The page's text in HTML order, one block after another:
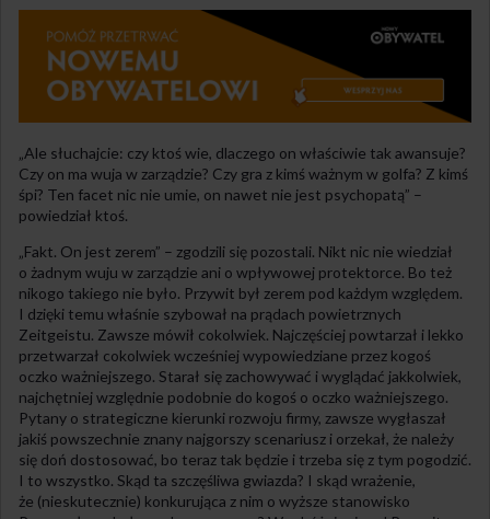
„Ale słuchajcie: czy ktoś wie, dlaczego on właściwie tak awansuje?
Czy on ma wuja w zarządzie? Czy gra z kimś ważnym w golfa? Z kimś
śpi? Ten facet nic nie umie, on nawet nie jest psychopatą” –
powiedział ktoś.
„Fakt. On jest zerem” – zgodzili się pozostali. Nikt nic nie wiedział
o żadnym wuju w zarządzie ani o wpływowej protektorce. Bo też
nikogo takiego nie było. Przywit był zerem pod każdym względem.
I dzięki temu właśnie szybował na prądach powietrznych
Zeitgeistu. Zawsze mówił cokolwiek. Najczęściej powtarzał i lekko
przetwarzał cokolwiek wcześniej wypowiedziane przez kogoś
oczko ważniejszego. Starał się zachowywać i wyglądać jakkolwiek,
najchętniej względnie podobnie do kogoś o oczko ważniejszego.
Pytany o strategiczne kierunki rozwoju firmy, zawsze wygłaszał
jakiś powszechnie znany najgorszy scenariusz i orzekał, że należy
się doń dostosować, bo teraz tak będzie i trzeba się z tym pogodzić.
I to wszystko. Skąd ta szczęśliwa gwiazda? I skąd wrażenie,
że (nieskutecznie) konkurująca z nim o wyższe stanowisko